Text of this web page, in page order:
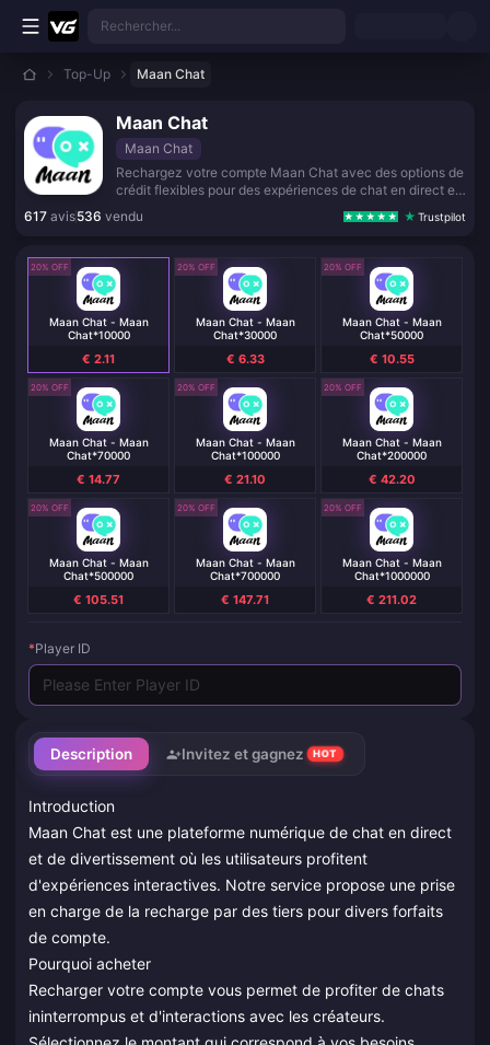
Aller au contenu principal
Rechercher...
Top-Up Maan Chat
Maan Chat
Maan Chat
Rechargez votre compte Maan Chat avec des options de
crédit flexibles pour des expériences de chat en direct et
de divertissement fluides.
617 avis536 vendu Trustpilot
Description Invitez et gagnez HOT
Introduction
Maan Chat est une plateforme numérique de chat en direct
et de divertissement où les utilisateurs profitent
d'expériences interactives. Notre service propose une prise
en charge de la recharge par des tiers pour divers forfaits
de compte.
Pourquoi acheter
Recharger votre compte vous permet de profiter de chats
ininterrompus et d'interactions avec les créateurs.
20% OFF
Maan Chat - Maan
Chat*10000
€ 2.11
20% OFF
Maan Chat - Maan
Chat*30000
€ 6.33
20% OFF
Maan Chat - Maan
Chat*50000
€ 10.55
20% OFF
Maan Chat - Maan
Chat*70000
€ 14.77
20% OFF
Maan Chat - Maan
Chat*100000
€ 21.10
20% OFF
Maan Chat - Maan
Chat*200000
€ 42.20
20% OFF
Maan Chat - Maan
Chat*500000
€ 105.51
20% OFF
Maan Chat - Maan
Chat*700000
€ 147.71
20% OFF
Maan Chat - Maan
Chat*1000000
€ 211.02
*Player ID